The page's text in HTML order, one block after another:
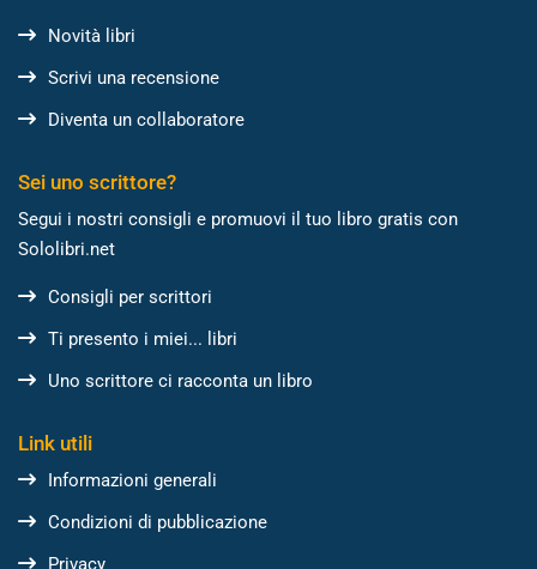
Novità libri
Scrivi una recensione
Diventa un collaboratore
Sei uno scrittore?
Segui i nostri consigli e promuovi il tuo libro gratis con
Sololibri.net
Consigli per scrittori
Ti presento i miei... libri
Uno scrittore ci racconta un libro
Link utili
Informazioni generali
Condizioni di pubblicazione
Privacy